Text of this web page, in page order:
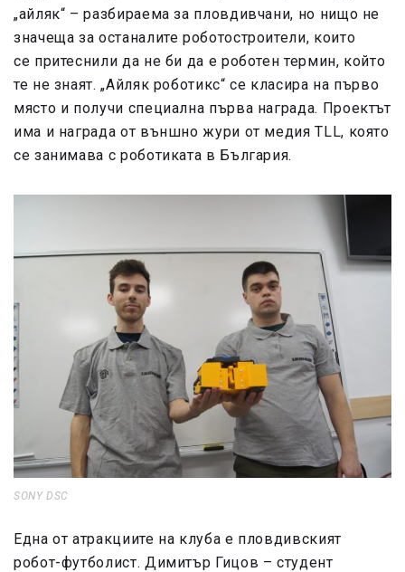
„айляк“ – разбираема за пловдивчани, но нищо не
значеща за останалите роботостроители, които
сe притеснили да не би да е роботен термин, който
те не знаят. „Айляк роботикс“ се класира на първо
място и получи специална първа награда. Проектът
има и награда от външно жури от медияTLL, която
се занимава с роботиката в България.
SONY DSC
Една от атракциите на клуба е пловдивският
робот-футболист. Димитър Гицов – студент